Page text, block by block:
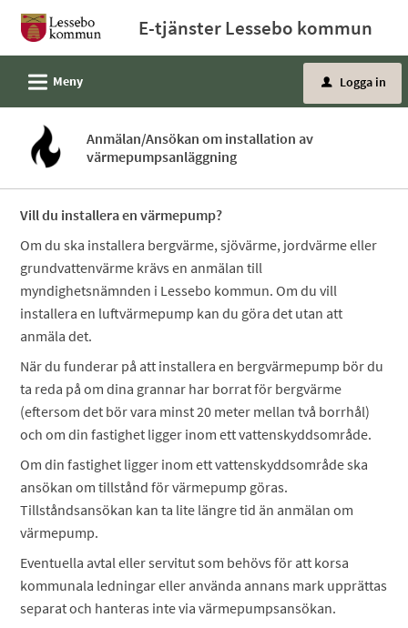
Välkommen
e-
tjänster
-
Lessebo
kommun
E-tjänster Lessebo kommun
L Meny u Logga in
Anmälan/Ansökan om installation av
värmepumpsanläggning
Vill du installera en värmepump?
Om du ska installera bergvärme, sjövärme, jordvärme eller
grundvattenvärme krävs en anmälan till
myndighetsnämnden i Lessebo kommun. Om du vill
installera en luftvärmepump kan du göra det utan att
anmäla det.
När du funderar på att installera en bergvärmepump bör du
ta reda på om dina grannar har borrat för bergvärme
(eftersom det bör vara minst 20 meter mellan två borrhål)
och om din fastighet ligger inom ett vattenskyddsområde.
Om din fastighet ligger inom ett vattenskyddsområde ska
ansökan om tillstånd för värmepump göras.
Tillståndsansökan kan ta lite längre tid än anmälan om
värmepump.
Eventuella avtal eller servitut som behövs för att korsa
kommunala ledningar eller använda annans mark upprättas
separat och hanteras inte via värmepumpsansökan.